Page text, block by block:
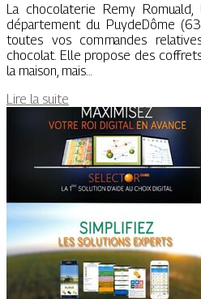
La chocolaterie Remy
département du PuydeDôme
toutes vos commandes
chocolat. Elle propose des
la maison, mais…
Lire la suite